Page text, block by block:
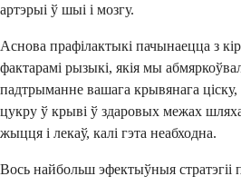
артэрыі ў шыі і мозгу.
Аснова прафілактыкі пачынаецца з
фактарамі рызыкі, якія мы
падтрыманне вашага крывянага
цукру ў крыві ў здаровых межах
жыцця і лекаў, калі гэта неабходна.
Вось найбольш эфектыўныя стратэгіі